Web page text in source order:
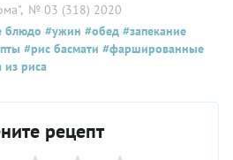
, № 03 (318) 2020
блюдо #ужин #обед #запекание
#рис басмати #фаршированные
из риса
рецепт